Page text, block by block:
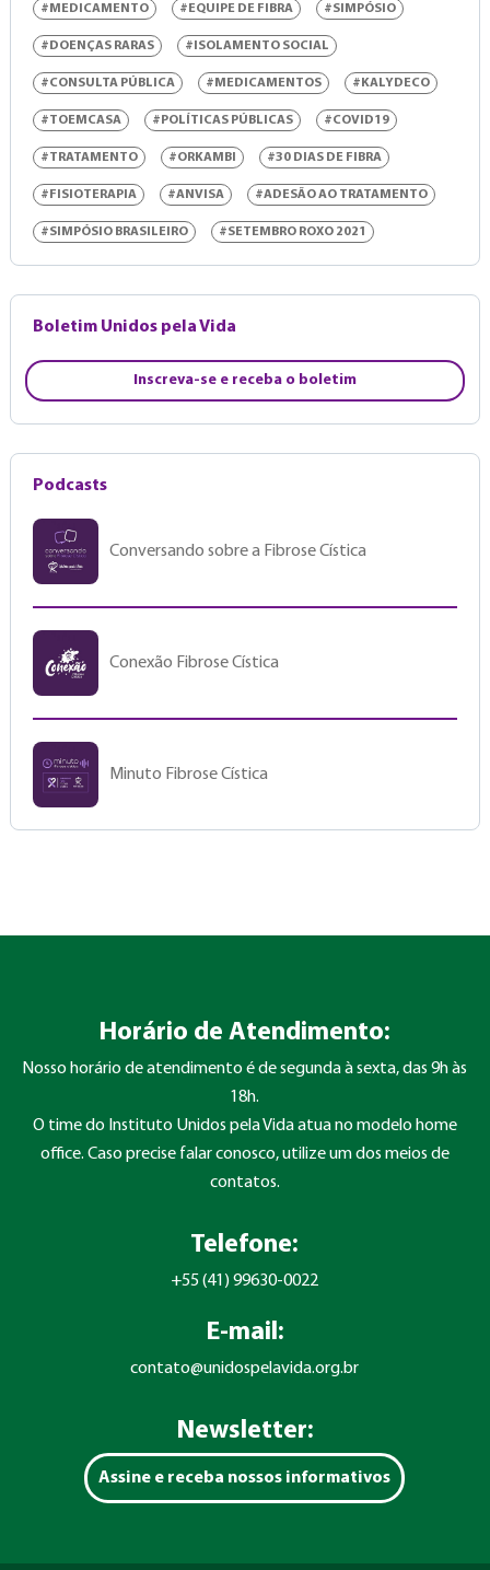
#MEDICAMENTO #EQUIPE DE FIBRA #SIMPÓSIO
#DOENÇAS RARAS #ISOLAMENTO SOCIAL
#CONSULTA PÚBLICA #MEDICAMENTOS #KALYDECO
#TOEMCASA #POLÍTICAS PÚBLICAS #COVID19
#TRATAMENTO #ORKAMBI #30 DIAS DE FIBRA
#FISIOTERAPIA #ANVISA #ADESÃO AO TRATAMENTO
#SIMPÓSIO BRASILEIRO #SETEMBRO ROXO 2021
Boletim Unidos pela Vida
Inscreva-se e receba o boletim
Podcasts
Conversando sobre a Fibrose Cística
Conexão Fibrose Cística
Minuto Fibrose Cística
Horário de Atendimento:
Nosso horário de atendimento é de segunda à sexta, das 9h às
18h.
O time do Instituto Unidos pela Vida atua no modelo home
office. Caso precise falar conosco, utilize um dos meios de
contatos.
Telefone:
+55 (41) 99630-0022
E-mail:
contato@unidospelavida.org.br
Newsletter:
Assine e receba nossos informativos